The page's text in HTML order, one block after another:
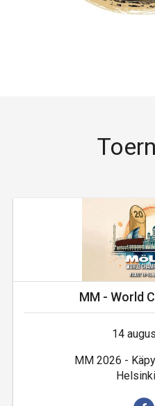
MM - World
14
MM 2026 -